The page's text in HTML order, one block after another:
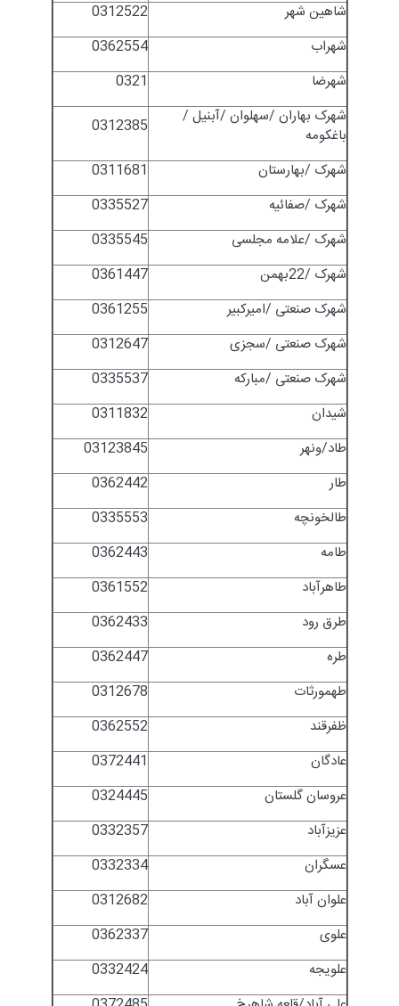
0312522
شاهین شهر
0362554
شهراب
0321
شهرضا
0312385
شهرک بهاران /سهلوان /آبنیل /
باغکومه
0311681
شهرک /بهارستان
0335527
شهرک /صفائیه
0335545
شهرک /علامه مجلسی
0361447
شهرک /22بهمن
0361255
شهرک صنعتی /امیرکبیر
0312647
شهرک صنعتی /سجزی
0335537
شهرک صنعتی /مبارکه
0311832
شیدان
03123845
طاد/ونهر
0362442
طار
0335553
طالخونچه
0362443
طامه
0361552
طاهرآباد
0362433
طرق رود
0362447
طره
0312678
طهمورثات
0362552
ظفرقند
0372441
عادگان
0324445
عروسان گلستان
0332357
عزیزآباد
0332334
عسگران
0312682
علوان آباد
0362337
علوی
0332424
علویجه